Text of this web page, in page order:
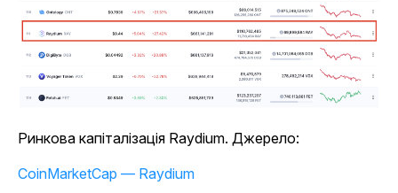
Ринкова капіталізація Raydium. Джерело:
CoinMarketCap — Raydium